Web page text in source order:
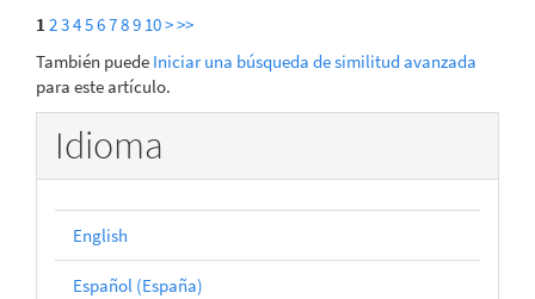
1 23456789 10>>>
También puede Iniciar una búsqueda de similitud avanzada
para este artículo.
Idioma
English
Español (España)